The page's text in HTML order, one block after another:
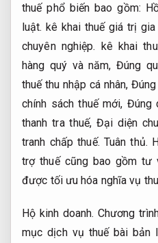
thuế phổ biến bao gồm:
luật. kê khai thuế giá trị gia
chuyên nghiệp. kê khai
hàng quý và năm, Đúng
thuế thu nhập cá nhân, Đúng
chính sách thuế mới, Đúng
thanh tra thuế, Đại diện
tranh chấp thuế. Tuân thủ.
trợ thuế cũng bao gồm tư
được tối ưu hóa nghĩa vụ
Hộ kinh doanh. Chương
mục dịch vụ thuế bài bản